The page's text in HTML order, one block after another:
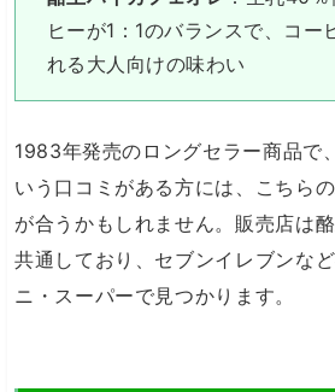
ヒーが1：1のバランスで、コー
れる大人向けの味わい
1983年発売のロングセラー商品で
いう口コミがある方には、こちら
が合うかもしれません。販売店は
共通しており、セブンイレブンな
ニ・スーパーで見つかります。